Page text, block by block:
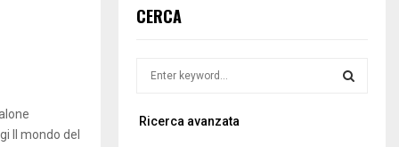
Il mondo del
CERCA
rRicerca avanzata